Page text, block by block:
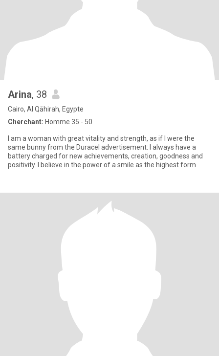
Arina, 38
Cairo, Al Qāhirah, Egypte
Cherchant: Homme 35 - 50
I am a woman with great vitality and strength, as if I were the
same bunny from the Duracel advertisement: I always have a
battery charged for new achievements, creation, goodness and
positivity. I believe in the power of a smile as the highest form